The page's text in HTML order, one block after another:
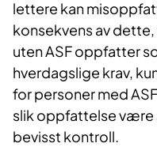
lettere kan
konsekvens av
uten ASF oppfatter
hverdagslige krav,
for personer med
slik oppfattelse
bevisst kontroll.